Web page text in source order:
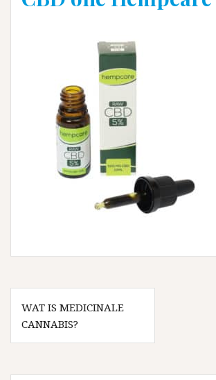
Bericht
navigatie
WAT IS MEDICINALE
CANNABIS?